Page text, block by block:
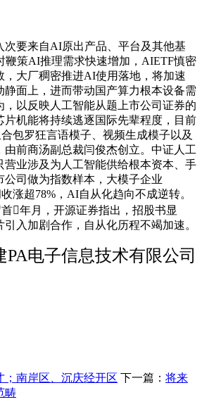
要来自AI原出产品、平台及其他基
鞭策AI推理需求快速增加，AIETF慎密
，大厂稠密推进AI使用落地，将加速
静面上，进而带动国产算力根本设备需
，以反映人工智能从题上市公司证券的
片机能将持续逃逐国际先辈程度，目前
包罗狂言语模子、视频生成模子以及
由前商汤副总裁闫俊杰创立。中证人工
营业涉及为人工智能供给根本资本、手
公司做为指数样本，大模子企业
涨超78%，AI自从化趋向不成逆转。
年月，开源证券指出，招股书显
入加剧合作，自从化历程不竭加速。
PA电子信息技术有限公司
；南岸区、沉庆经开区 下一篇： 将来
畴